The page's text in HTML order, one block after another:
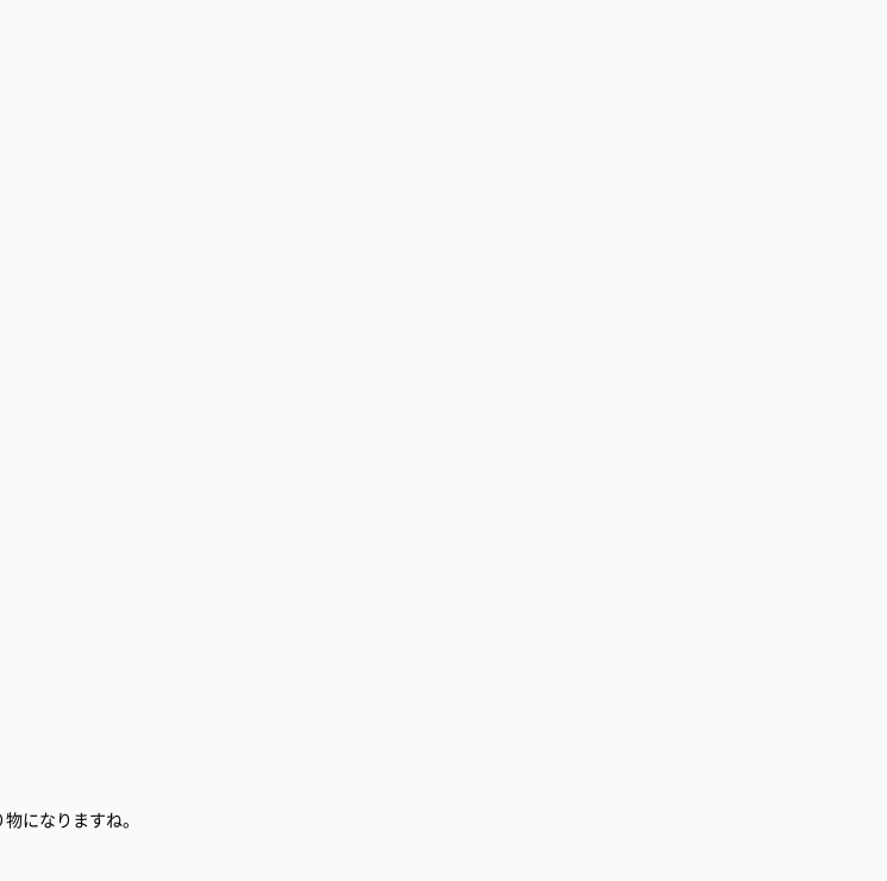
になりますね。